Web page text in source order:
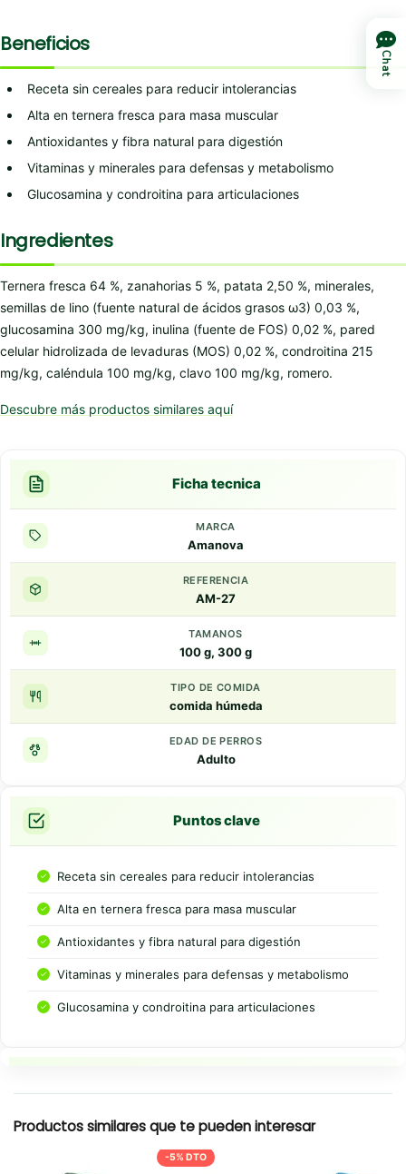
Beneficios
Receta sin cereales para reducir intolerancias
Alta en ternera fresca para masa muscular
Antioxidantes y fibra natural para digestión
Vitaminas y minerales para defensas y metabolismo
Glucosamina y condroitina para articulaciones
Ingredientes
Ternera fresca 64 %, zanahorias 5 %, patata 2,50 %, minerales,
semillas de lino (fuente natural de ácidos grasos ω3) 0,03 %,
glucosamina 300 mg/kg, inulina (fuente de FOS) 0,02 %, pared
celular hidrolizada de levaduras (MOS) 0,02 %, condroitina 215
mg/kg, caléndula 100 mg/kg, clavo 100 mg/kg, romero.
Descubre más productos similares aquí
Ficha tecnica
MARCA
Amanova
REFERENCIA
AM-27
TAMANOS
100 g, 300 g
TIPO DE COMIDA
comida húmeda
EDAD DE PERROS
Adulto
Puntos clave
Receta sin cereales para reducir intolerancias
Alta en ternera fresca para masa muscular
Antioxidantes y fibra natural para digestión
Vitaminas y minerales para defensas y metabolismo
Glucosamina y condroitina para articulaciones
Productos similares que te pueden interesar
-5% DTO
Chat